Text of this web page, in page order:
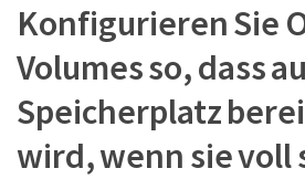
Konfigurieren Sie
Volumes so, dass
Speicherplatz
wird, wenn sie voll